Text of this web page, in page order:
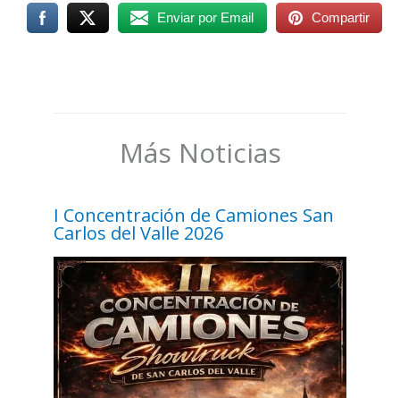
Enviar por Email Compartir
Más Noticias
I Concentración de Camiones San
Carlos del Valle 2026